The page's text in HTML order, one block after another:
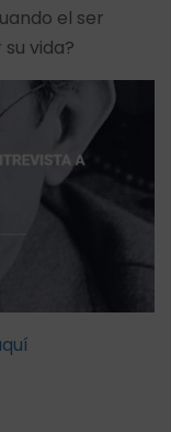
el ser
vida?